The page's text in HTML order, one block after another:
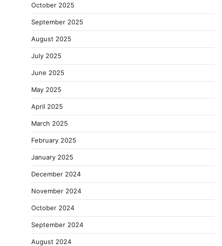
October 2025
September 2025
August 2025
July 2025
June 2025
May 2025
April 2025
March 2025
February 2025
January 2025
December 2024
November 2024
October 2024
September 2024
August 2024